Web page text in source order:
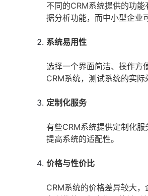
不同的CRM系统提供的功
据分析功能，而中小型企业
系统易用性
选择一个界面简洁、操作方
CRM系统，测试系统的实际
定制化服务
有些CRM系统提供定制化
提高系统的适配性。
价格与性价比
CRM系统的价格差异较大